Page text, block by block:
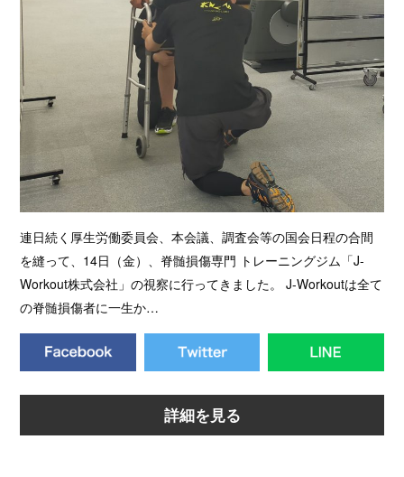
連日続く厚生労働委員会、本会議、調査会等の国会日程の合間
を縫って、14日（金）、脊髄損傷専門 トレーニングジム「J-
Workout株式会社」の視察に行ってきました。 J-Workoutは全て
の脊髄損傷者に一生か…
詳細を見る